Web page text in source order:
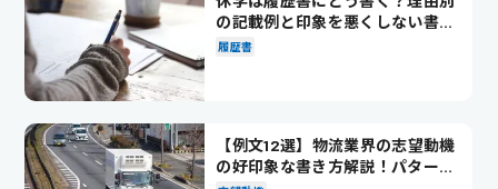
の記載例と印象を悪くしない書き
方を解説
履歴書
【例文12選】物流業界の志望動機
の好印象な書き方解説！パターン